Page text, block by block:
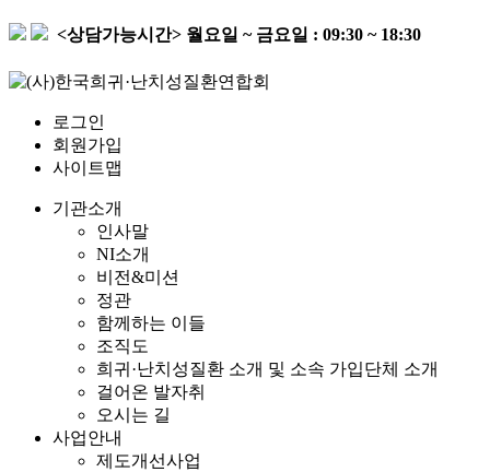
<상담가능시간> 월요일 ~ 금요일 : 09:30 ~ 18:30
로그인
회원가입
사이트맵
기관소개
인사말
NI소개
비전&미션
정관
함께하는 이들
조직도
희귀·난치성질환 소개 및 소속 가입단체 소개
걸어온 발자취
오시는 길
사업안내
제도개선사업